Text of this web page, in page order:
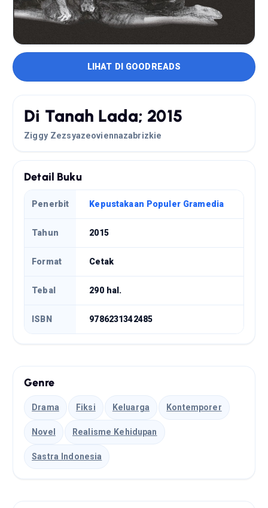
LIHAT DI GOODREADS
Di Tanah Lada; 2015
Ziggy Zezsyazeoviennazabrizkie
Detail Buku
Penerbit Kepustakaan Populer Gramedia
Tahun 2015
Format Cetak
Tebal 290 hal.
ISBN 9786231342485
Genre
Drama Fiksi Keluarga Kontemporer
Novel Realisme Kehidupan
Sastra Indonesia